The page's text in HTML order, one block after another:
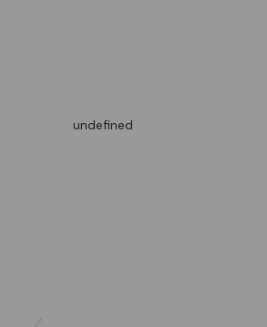
undefined